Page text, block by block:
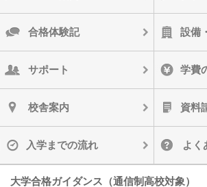
合格体験記 設備
サポート 学費
校舎案内 資料
入学までの流れ よく
大学合格ガイダンス（通信制高校対象）